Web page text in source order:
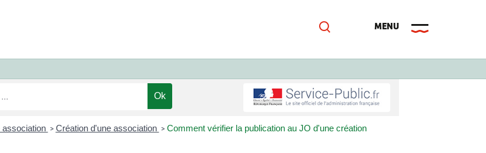
association > Création d'une association > Comment vérifier la publication au JO d'une création